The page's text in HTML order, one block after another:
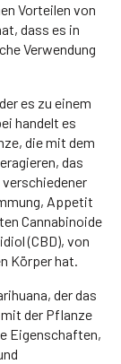
Vorteilen von
dass es in
Verwendung
es zu einem
handelt es
die mit dem
das
verschiedener
Appetit
Cannabinoide
(CBD), von
Körper hat.
der das
der Pflanze
Eigenschaften,